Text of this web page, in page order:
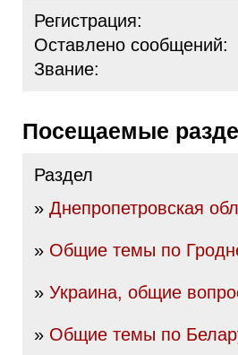
Регистрация:
Оставлено сообщений:
Звание:
Посещаемые
Раздел
» Днепропетровская
» Общие темы по
» Украина, общие
» Общие темы по